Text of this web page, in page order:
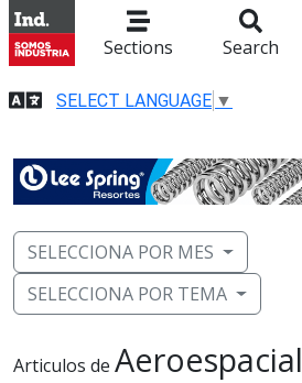
Sections Search
SELECT LANGUAGE ▼
SELECCIONA POR MES
SELECCIONA POR TEMA
Articulos de Aeroespacial